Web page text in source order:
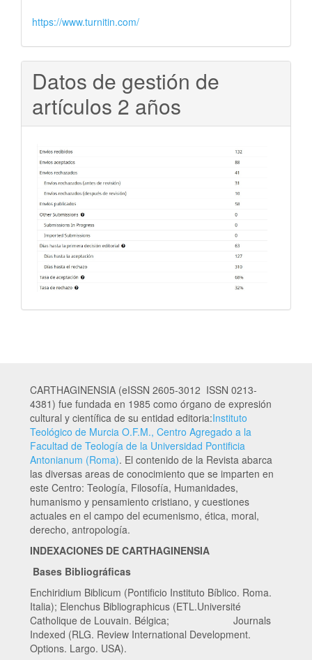
https://www.turnitin.com/
Datos de gestión de
artículos 2 años
CARTHAGINENSIA (eISSN 2605-3012 ISSN 0213-
4381) fue fundada en 1985 como órgano de expresión
cultural y científica de su entidad editoria:Instituto
Teológico de Murcia O.F.M., Centro Agregado a la
Facultad de Teología de la Universidad Pontificia
Antonianum (Roma). El contenido de la Revista abarca
las diversas areas de conocimiento que se imparten en
este Centro: Teología, Filosofía, Humanidades,
humanismo y pensamiento cristiano, y cuestiones
actuales en el campo del ecumenismo, ética, moral,
derecho, antropología.
INDEXACIONES DE CARTHAGINENSIA
Bases Bibliográficas
Enchiridium Biblicum (Pontificio Instituto Bíblico. Roma.
Italia); Elenchus Bibliographicus (ETL.Université
Catholique de Louvain. Bélgica; Journals
Indexed (RLG. Review International Development.
Options. Largo. USA).